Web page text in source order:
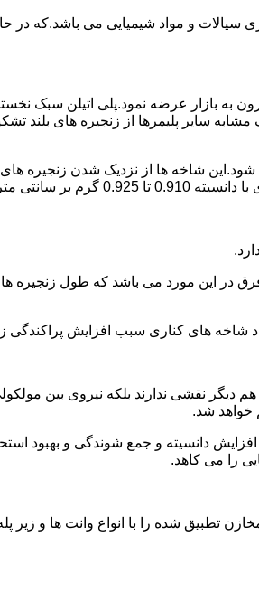
سیالات و مواد شیمیایی می
میلادی کمپانی اکواستار پودر پلی اتیلن سبک را با دانه بندی
سایر پلیمرها از زنجیره های
شاخه ها از نزدیک شدن زنجیره
سبک میتوان گفت.
شاخه های کناری سبب افزایش پراکندگی
نقشی ندارند بلکه نیروی بین
خواهد شد.
دانسیته و جمع شوندگی و
را می کاهد.
تطبیق شده را با انواع وانت ها و زیر